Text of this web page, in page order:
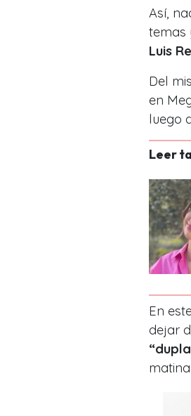
Así,
temas
Luis
Del
en
luego
Leer
En
dejar